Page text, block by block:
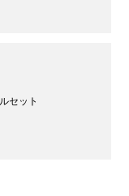
セット